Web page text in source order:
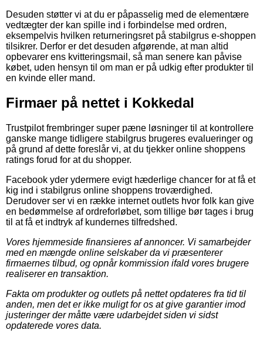
Desuden støtter vi at du er påpasselig med de elementære
vedtægter der kan spille ind i forbindelse med ordren,
eksempelvis hvilken returneringsret på stabilgrus e-shoppen
tilsikrer. Derfor er det desuden afgørende, at man altid
opbevarer ens kvitteringsmail, så man senere kan påvise
købet, uden hensyn til om man er på udkig efter produkter til
en kvinde eller mand.
Firmaer på nettet i Kokkedal
Trustpilot frembringer super pæne løsninger til at kontrollere
ganske mange tidligere stabilgrus brugeres evalueringer og
på grund af dette foreslår vi, at du tjekker online shoppens
ratings forud for at du shopper.
Facebook yder ydermere evigt hæderlige chancer for at få et
kig ind i stabilgrus online shoppens troværdighed.
Derudover ser vi en række internet outlets hvor folk kan give
en bedømmelse af ordreforløbet, som tillige bør tages i brug
til at få et indtryk af kundernes tilfredshed.
Vores hjemmeside finansieres af annoncer. Vi samarbejder
med en mængde online selskaber da vi præsenterer
firmaernes tilbud, og opnår kommission ifald vores brugere
realiserer en transaktion.
Fakta om produkter og outlets på nettet opdateres fra tid til
anden, men det er ikke muligt for os at give garantier imod
justeringer der måtte være udarbejdet siden vi sidst
opdaterede vores data.